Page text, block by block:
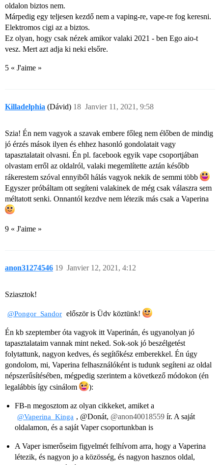
oldalon biztos nem.
Márpedig egy teljesen kezdő nem a vaping-re, vape-re fog keresni.
Elektromos cigi az a biztos.
Ez olyan, hogy csak nézek amikor valaki 2021 - ben Ego aio-t
vesz. Mert azt adja ki neki elsőre.
5 « J'aime »
Killadelphia (Dávid) Janvier 11, 2021, 9:58
18
Szia! Én nem vagyok a szavak embere főleg nem élőben de mindig
jó érzés mások ilyen és ehhez hasonló gondolatait vagy
tapasztalatait olvasni. Én pl. facebook egyik vape csoportjában
olvastam erről az oldalról, valaki megemlítette aztán később
rákerestem szóval ennyiből hálás vagyok nekik de semmi több
Egyszer próbáltam ott segíteni valakinek de még csak válaszra sem
méltatott senki. Onnantól kezdve nem létezik más csak a Vaperina
9 « J'aime »
anon31274546 Janvier 12, 2021, 4:12
19
Sziasztok!
@Pongor_Sandor először is Üdv köztünk!
Én kb szeptember óta vagyok itt Vaperinán, és ugyanolyan jó
tapasztalataim vannak mint neked. Sok-sok jó beszélgetést
folytattunk, nagyon kedves, és segítőkész emberekkel. Én úgy
gondolom, mi, Vaperina felhasználóként is tudunk segíteni az oldal
népszerűsítésében, mégpedig szerintem a következő módokon (én
legalábbis így csinálom
):
FB-n megosztom az olyan cikkeket, amiket a
@Vaperina_Kinga , @Donát, @anon40018559 ír. A saját
oldalamon, és a saját Vaper csoportunkban is
A Vaper ismerőseim figyelmét felhívom arra, hogy a Vaperina
létezik, és nagyon jo a közösség, és nagyon hasznos oldal,